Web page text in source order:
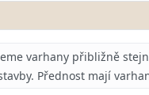
varhany přibližně
Přednost mají